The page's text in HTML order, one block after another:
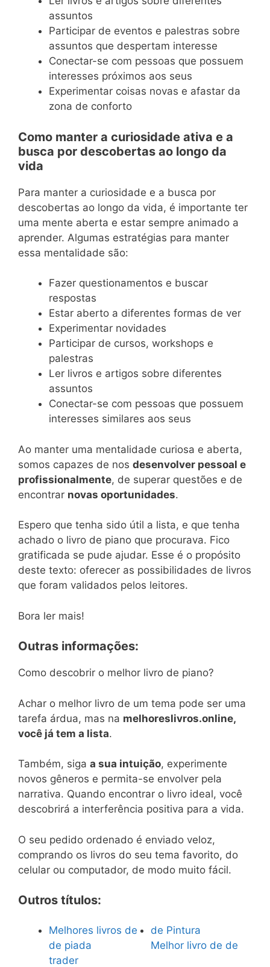
assuntos
Participar de eventos e palestras sobre
assuntos que despertam interesse
Conectar-se com pessoas que possuem
interesses próximos aos seus
Experimentar coisas novas e afastar da
zona de conforto
Como manter a curiosidade ativa e a
busca por descobertas ao longo da
vida
Para manter a curiosidade e a busca por
descobertas ao longo da vida, é importante ter
uma mente aberta e estar sempre animado a
aprender. Algumas estratégias para manter
essa mentalidade são:
Fazer questionamentos e buscar
respostas
Estar aberto a diferentes formas de ver
Experimentar novidades
Participar de cursos, workshops e
palestras
Ler livros e artigos sobre diferentes
assuntos
Conectar-se com pessoas que possuem
interesses similares aos seus
Ao manter uma mentalidade curiosa e aberta,
somos capazes de nos desenvolver pessoal e
profissionalmente, de superar questões e de
encontrar novas oportunidades.
Espero que tenha sido útil a lista, e que tenha
achado o livro de piano que procurava. Fico
gratificada se pude ajudar. Esse é o propósito
deste texto: oferecer as possibilidades de livros
que foram validados pelos leitores.
Bora ler mais!
Outras informações:
Como descobrir o melhor livro de piano?
Achar o melhor livro de um tema pode ser uma
tarefa árdua, mas na melhoreslivros.online,
você já tem a lista.
Também, siga a sua intuição, experimente
novos gêneros e permita-se envolver pela
narrativa. Quando encontrar o livro ideal, você
descobrirá a interferência positiva para a vida.
O seu pedido ordenado é enviado veloz,
comprando os livros do seu tema favorito, do
celular ou computador, de modo muito fácil.
Outros títulos:
Melhores livros de
de piada
de Pintura
Melhor livro de de
trader